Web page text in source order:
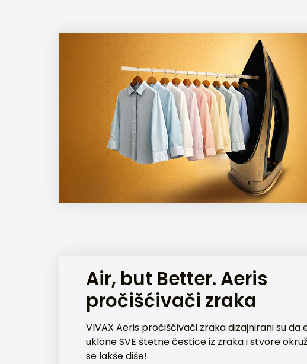
Air, but Better. Aeris
pročišćivači zraka
VIVAX Aeris pročišćivači zraka dizajnirani su da
uklone SVE štetne čestice iz zraka i stvore
se lakše diše!